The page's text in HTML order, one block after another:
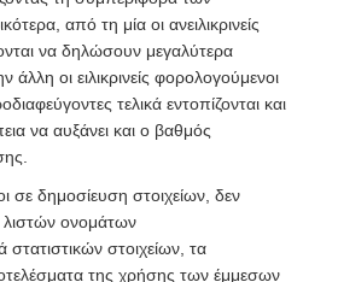
από τη μία οι ανειλικρινείς
να δηλώσουν μεγαλύτερα
άλλη οι ειλικρινείς φορολογούμενοι
τελικά εντοπίζονται και
να αυξάνει και ο βαθμός
σε δημοσίευση στοιχείων, δεν
ονομάτων
στοιχείων, τα
της χρήσης των έμμεσων